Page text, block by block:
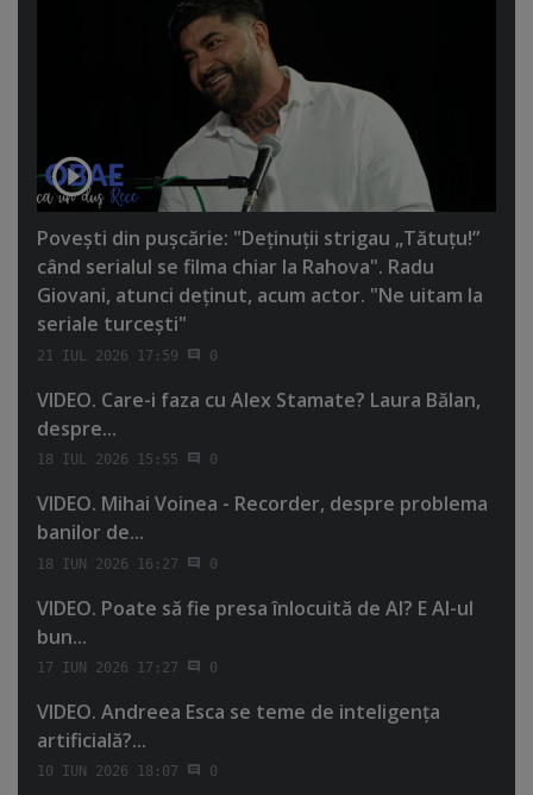
Poveşti din puşcărie: "Deţinuţii strigau „Tătuţu!”
când serialul se filma chiar la Rahova". Radu
Giovani, atunci deţinut, acum actor. "Ne uitam la
seriale turceşti"
21 IUL 2026 17:59 0
VIDEO. Care-i faza cu Alex Stamate? Laura Bălan,
despre...
18 IUL 2026 15:55 0
VIDEO. Mihai Voinea - Recorder, despre problema
banilor de...
18 IUN 2026 16:27 0
VIDEO. Poate să fie presa înlocuită de AI? E AI-ul
bun...
17 IUN 2026 17:27 0
VIDEO. Andreea Esca se teme de inteligenţa
artificială?...
10 IUN 2026 18:07 0